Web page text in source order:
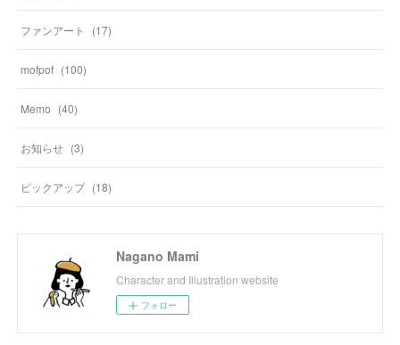
ファンアート (17)
mofpof (100)
Memo (40)
お知らせ (3)
ピックアップ (18)
Nagano Mami
Character and Illustration website
フォロー